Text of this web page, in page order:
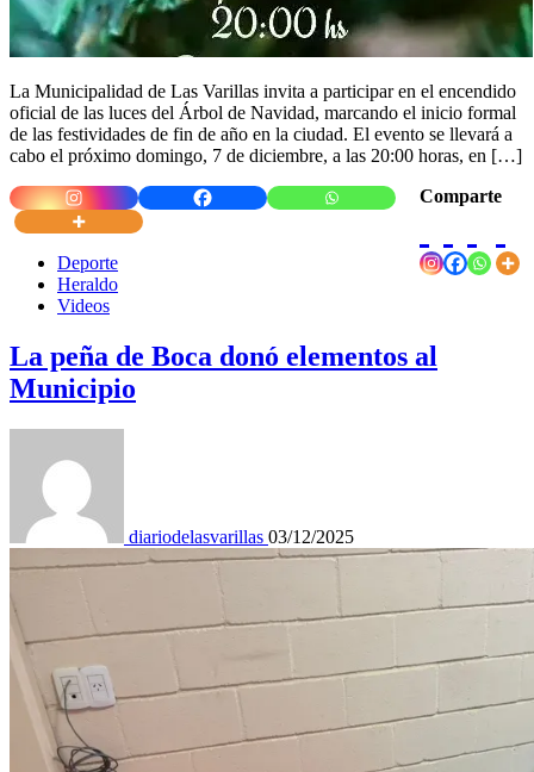
La Municipalidad de Las Varillas invita a participar en el encendido
oficial de las luces del Árbol de Navidad, marcando el inicio formal
de las festividades de fin de año en la ciudad. El evento se llevará a
cabo el próximo domingo, 7 de diciembre, a las 20:00 horas, en […]
Comparte
Deporte
Heraldo
Videos
La peña de Boca donó elementos al
Municipio
diariodelasvarillas 03/12/2025